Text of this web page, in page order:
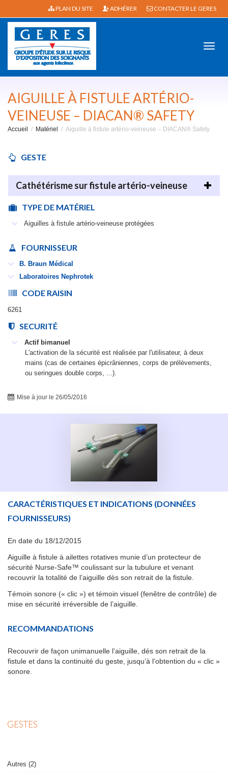
PLAN DU SITE ADHÉRER CONTACTER LE GERES
AIGUILLE À FISTULE ARTÉRIO-
VEINEUSE – DIACAN® SAFETY
Accueil Matériel Aiguille à fistule artério-veineuse – DIACAN® Safety
GESTE
Cathétérisme sur fistule artério-veineuse
TYPE DE MATÉRIEL
Aiguilles à fistule artério-veineuse protégées
FOURNISSEUR
B. Braun Médical
Laboratoires Nephrotek
CODE RAISIN
6261
SECURITÉ
Actif bimanuel
L'activation de la sécurité est réalisée par l'utilisateur, à deux
mains (cas de certaines épicrâniennes, corps de prélèvements,
ou seringues double corps, ...).
Mise à jour le 26/05/2016
CARACTÉRISTIQUES ET INDICATIONS (DONNÉES
FOURNISSEURS)
En date du 18/12/2015
Aiguille à fistule à ailettes rotatives munie d’un protecteur de
sécurité Nurse-Safe™ coulissant sur la tubulure et venant
recouvrir la totalité de l’aiguille dès son retrait de la fistule.
Témoin sonore (« clic ») et témoin visuel (fenêtre de contrôle) de
mise en sécurité irréversible de l’aiguille.
RECOMMANDATIONS
Recouvrir de façon unimanuelle l’aiguille, dés son retrait de la
fistule et dans la continuité du geste, jusqu’à l’obtention du « clic »
sonore.
GESTES
Autres (2)